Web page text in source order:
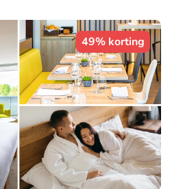
49% korting